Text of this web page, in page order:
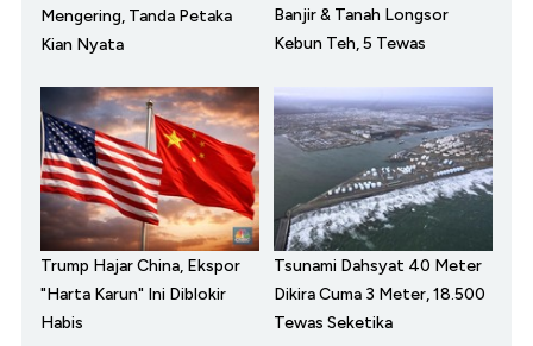
Mengering, Tanda Petaka
Kian Nyata
Banjir & Tanah Longsor
Kebun Teh, 5 Tewas
Trump Hajar China, Ekspor
"Harta Karun" Ini Diblokir
Habis
Tsunami Dahsyat 40 Meter
Dikira Cuma 3 Meter, 18.500
Tewas Seketika